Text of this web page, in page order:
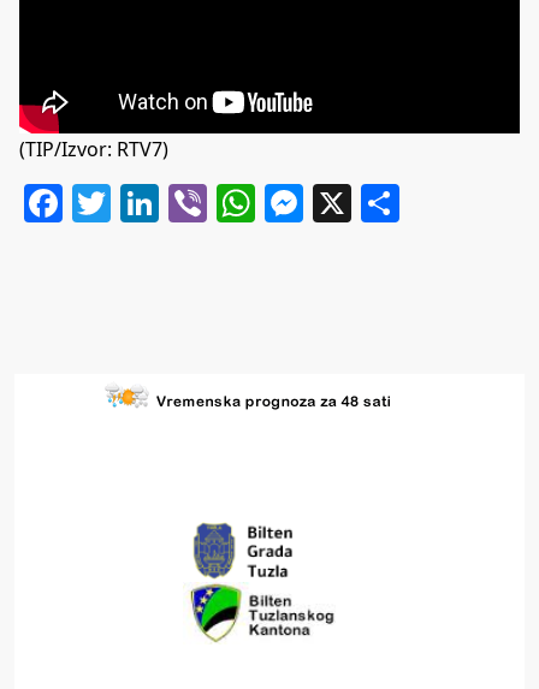
(TIP/Izvor: RTV7)
Facebook
Twitter
LinkedIn
ViberWhatsApp
Messenger
X